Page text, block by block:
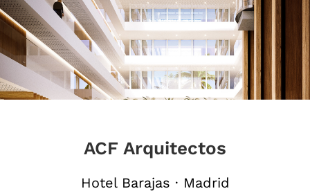
ACF Arquitectos
Hotel Barajas · Madrid